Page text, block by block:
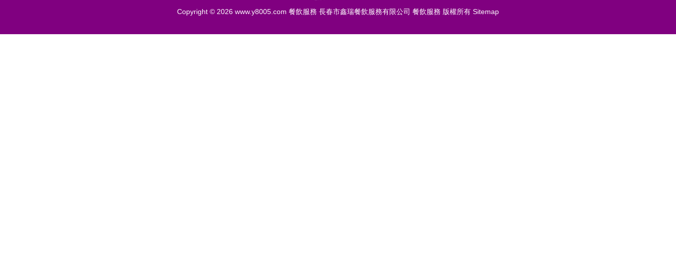
Copyright © 2026 www.y8005.com 餐飲服務 長春市鑫瑞餐飲服務有限公司 餐飲服務 版權所有 Sitemap